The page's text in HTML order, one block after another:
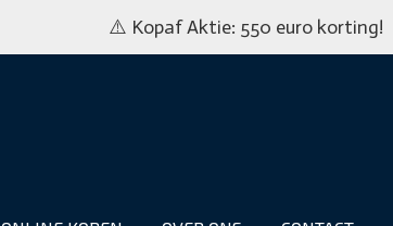
⚠️ Kopaf Aktie: 550 euro korting!